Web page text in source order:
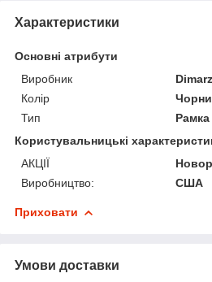
Характеристики
Основні атрибути
Виробник
Колір
Тип
Рамка
Користувальницькі
АКЦІЇ
Виробництво:
США
Приховати
Умови доставки